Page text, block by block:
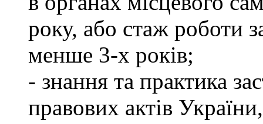
року, або стаж роботи
менше 3-х років;
- знання та практика
правових актів